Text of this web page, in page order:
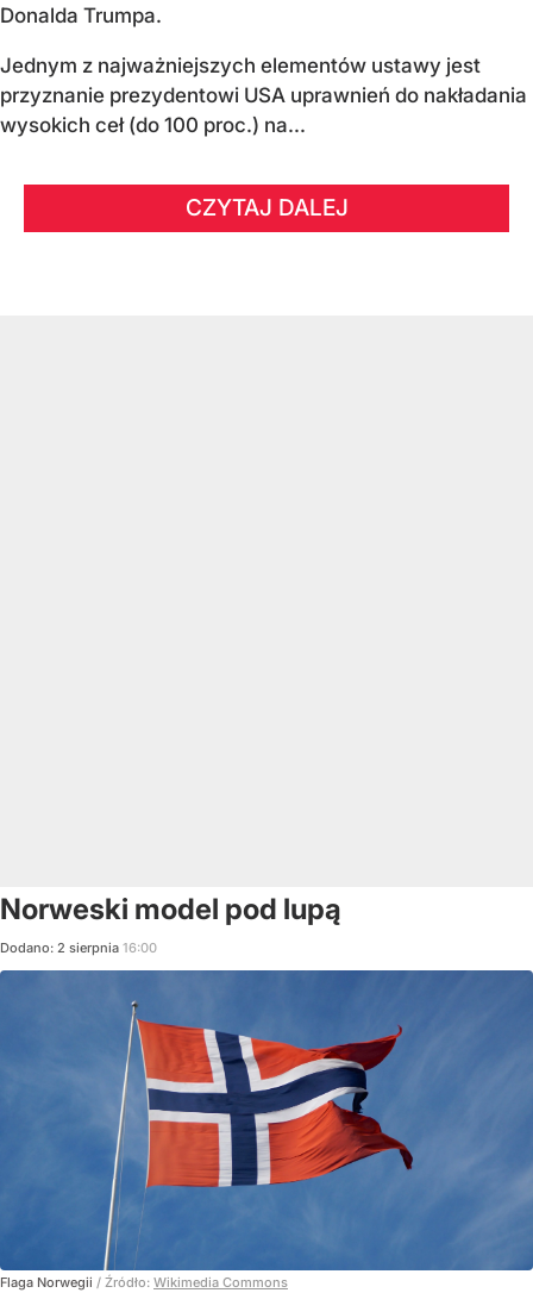
Donalda Trumpa.
Jednym z najważniejszych elementów ustawy jest
przyznanie prezydentowi USA uprawnień do nakładania
wysokich ceł (do 100 proc.) na...
CZYTAJ DALEJ
Norweski model pod lupą
Dodano: 2 sierpnia 16:00
Flaga Norwegii / Źródło: Wikimedia Commons